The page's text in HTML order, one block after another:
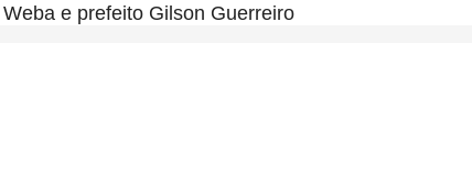
e prefeito Gilson Guerreiro